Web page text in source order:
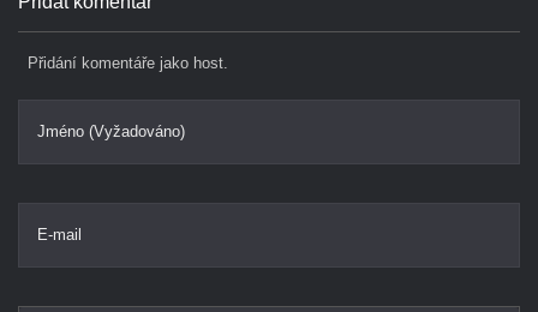
Přidání komentáře jako host.
Jméno (Vyžadováno)
E-mail